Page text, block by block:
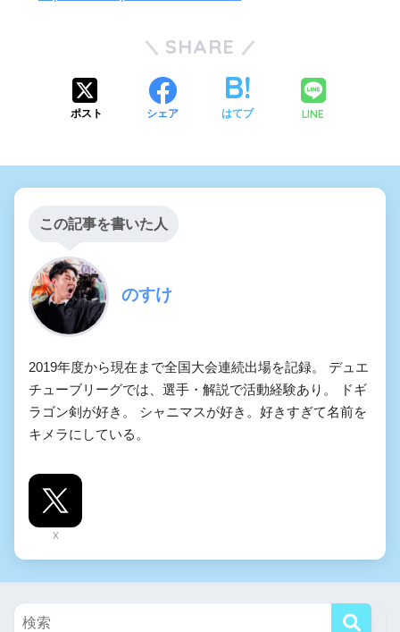
SHARE
ポスト シェア はてブ LINE
この記事を書いた人
のすけ
2019年度から現在まで全国大会連続出場を記録。 デュエ
チューブリーグでは、選手・解説で活動経験あり。 ドギ
ラゴン剣が好き。 シャニマスが好き。好きすぎて名前を
キメラにしている。
X